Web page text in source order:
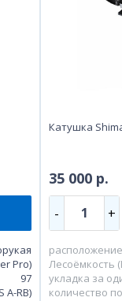
Pro)
97
A-RB)
Катушка
35 000 р.
- 1 +
Лесоёмкость
укладка за
количество